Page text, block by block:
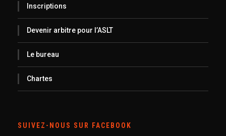
Inscriptions
Devenir arbitre pour l’ASLT
Le bureau
Chartes
SUIVEZ-NOUS SUR FACEBOOK